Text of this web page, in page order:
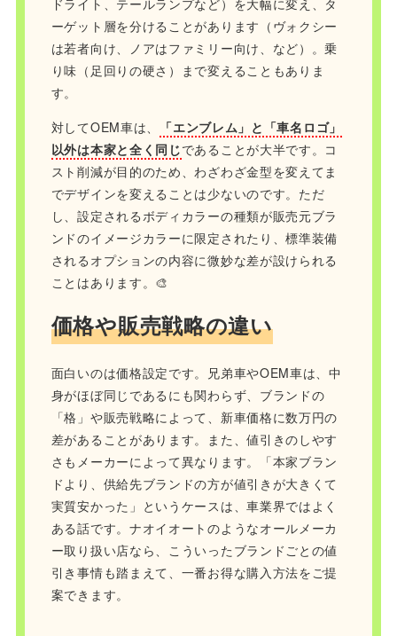
ドライト、テールランプなど）を大幅に変え、タ
ーゲット層を分けることがあります（ヴォクシー
は若者向け、ノアはファミリー向け、など）。乗
り味（足回りの硬さ）まで変えることもありま
す。
対してOEM車は、
「エンブレム」と「車名ロゴ」
以外は本家と全く同じであることが大半です。コ
スト削減が目的のため、わざわざ金型を変えてま
でデザインを変えることは少ないのです。ただ
し、設定されるボディカラーの種類が販売元ブラ
ンドのイメージカラーに限定されたり、標準装備
されるオプションの内容に微妙な差が設けられる
ことはあります。🎨
価格や販売戦略の違い
面白いのは価格設定です。兄弟車やOEM車は、中
身がほぼ同じであるにも関わらず、ブランドの
「格」や販売戦略によって、新車価格に数万円の
差があることがあります。また、値引きのしやす
さもメーカーによって異なります。「本家ブラン
ドより、供給先ブランドの方が値引きが大きくて
実質安かった」というケースは、車業界ではよく
ある話です。ナオイオートのようなオールメーカ
ー取り扱い店なら、こういったブランドごとの値
引き事情も踏まえて、一番お得な購入方法をご提
案できます。